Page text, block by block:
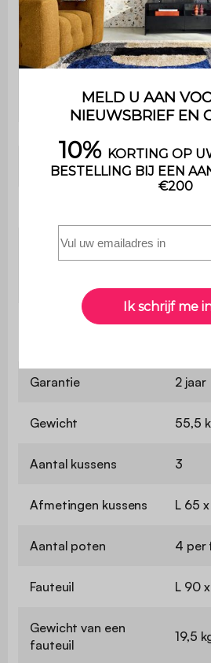
Dichtheid
rugschuim
Zitcomfort
Maximaal
ondersteund
110
Garantie 2 jaar
Gewicht 55,5
Aantal kussens 3
Afmetingen kussens L 65
Aantal poten 4 per
Fauteuil L 90
Gewicht van een
fauteuil
19,5